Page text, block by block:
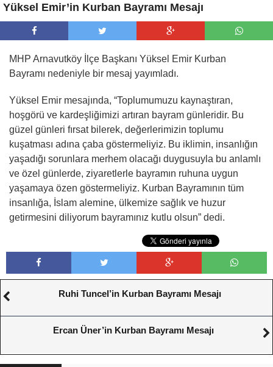
Yüksel Emir’in Kurban Bayramı Mesajı
MHP Arnavutköy İlçe Başkanı Yüksel Emir Kurban
Bayramı nedeniyle bir mesaj yayımladı.
Yüksel Emir mesajında, “Toplumumuzu kaynaştıran,
hoşgörü ve kardeşliğimizi artıran bayram günleridir. Bu
güzel günleri fırsat bilerek, değerlerimizin toplumu
kuşatması adına çaba göstermeliyiz. Bu iklimin, insanlığın
yaşadığı sorunlara merhem olacağı duygusuyla bu anlamlı
ve özel günlerde, ziyaretlerle bayramın ruhuna uygun
yaşamaya özen göstermeliyiz. Kurban Bayramının tüm
insanlığa, İslam alemine, ülkemize sağlık ve huzur
getirmesini diliyorum bayramınız kutlu olsun” dedi.
Ruhi Tuncel’in Kurban Bayramı Mesajı
Ercan Üner’in Kurban Bayramı Mesajı